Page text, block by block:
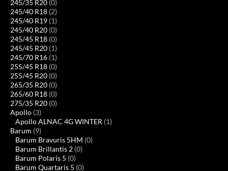
245/35 R20 (0)
245/40 R18 (2)
245/40 R19 (1)
245/40 R20 (0)
245/45 R18 (0)
245/45 R20 (1)
245/70 R16 (1)
255/45 R18 (0)
255/45 R20 (0)
265/35 R20 (0)
265/60 R18 (0)
275/35 R20 (0)
Apollo (3)
Apollo ALNAC 4G WINTER (1)
Barum (9)
Barum Bravuris 5HM (0)
Barum Brillantis 2 (0)
Barum Polaris 5 (0)
Barum Quartaris 5 (0)